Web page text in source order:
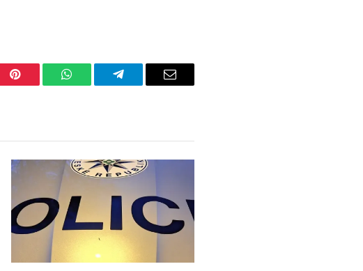
Pinterest WhatsAppTelegram Email